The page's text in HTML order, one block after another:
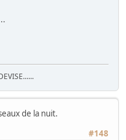
de la nuit.
#148